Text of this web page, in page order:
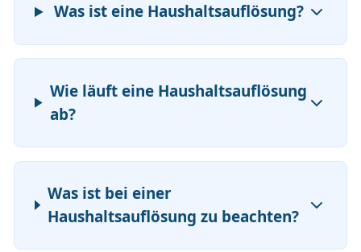
Was ist eine Haushaltsauflösung?
Wie läuft eine Haushaltsauflösung
ab?
Was ist bei einer
Haushaltsauflösung zu beachten?